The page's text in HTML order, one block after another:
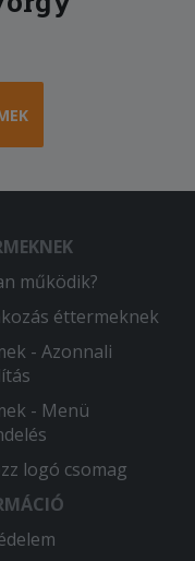
működik?
éttermeknek
- Azonnali
- Menü
logó csomag